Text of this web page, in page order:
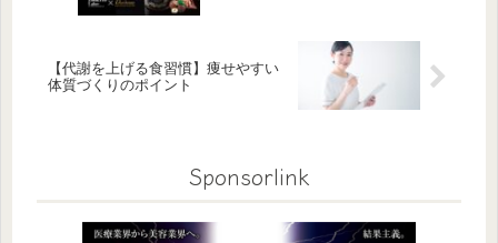
【代謝を上げる食習慣】痩せやすい
体質づくりのポイント
Sponsorlink